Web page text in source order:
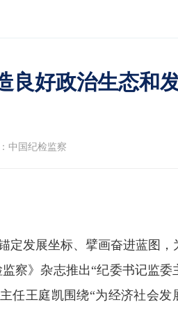
良好政治生态和
中国纪检监察
定发展坐标、擘画奋进蓝图，
察》杂志推出“纪委书记监委
任王庭凯围绕“为经济社会发